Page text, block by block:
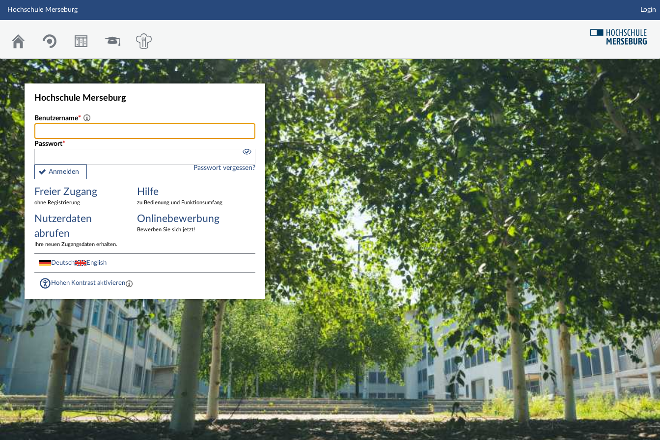
Hauptnavigation
Fußzeile
Hochschule Merseburg Login
Hochschule Merseburg
Benutzername
Passwort
Anmelden
Passwort vergessen?
Freier Zugang
ohne Registrierung
Hilfe
zu Bedienung und Funktionsumfang
Nutzerdaten
abrufen
Ihre neuen Zugangsdaten erhalten.
Onlinebewerbung
Bewerben Sie sich jetzt!
Deutsch English
Hohen Kontrast aktivieren